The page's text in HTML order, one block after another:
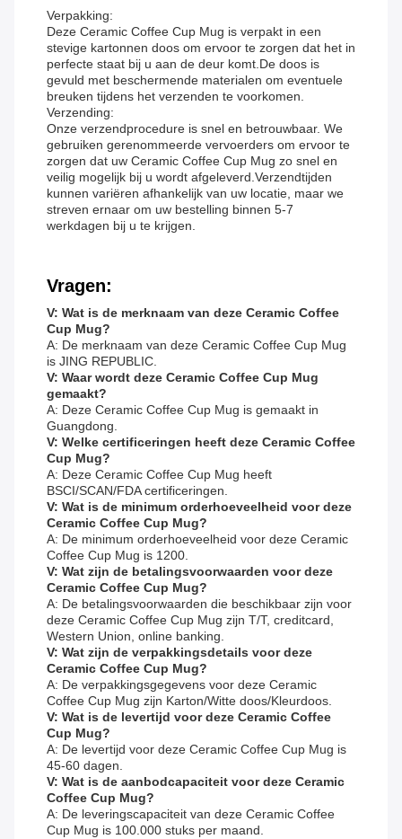
Verpakking:
Deze Ceramic Coffee Cup Mug is verpakt in een
stevige kartonnen doos om ervoor te zorgen dat het in
perfecte staat bij u aan de deur komt.De doos is
gevuld met beschermende materialen om eventuele
breuken tijdens het verzenden te voorkomen.
Verzending:
Onze verzendprocedure is snel en betrouwbaar. We
gebruiken gerenommeerde vervoerders om ervoor te
zorgen dat uw Ceramic Coffee Cup Mug zo snel en
veilig mogelijk bij u wordt afgeleverd.Verzendtijden
kunnen variëren afhankelijk van uw locatie, maar we
streven ernaar om uw bestelling binnen 5-7
werkdagen bij u te krijgen.
Vragen:
V: Wat is de merknaam van deze Ceramic Coffee
Cup Mug?
A: De merknaam van deze Ceramic Coffee Cup Mug
is JING REPUBLIC.
V: Waar wordt deze Ceramic Coffee Cup Mug
gemaakt?
A: Deze Ceramic Coffee Cup Mug is gemaakt in
Guangdong.
V: Welke certificeringen heeft deze Ceramic Coffee
Cup Mug?
A: Deze Ceramic Coffee Cup Mug heeft
BSCI/SCAN/FDA certificeringen.
V: Wat is de minimum orderhoeveelheid voor deze
Ceramic Coffee Cup Mug?
A: De minimum orderhoeveelheid voor deze Ceramic
Coffee Cup Mug is 1200.
V: Wat zijn de betalingsvoorwaarden voor deze
Ceramic Coffee Cup Mug?
A: De betalingsvoorwaarden die beschikbaar zijn voor
deze Ceramic Coffee Cup Mug zijn T/T, creditcard,
Western Union, online banking.
V: Wat zijn de verpakkingsdetails voor deze
Ceramic Coffee Cup Mug?
A: De verpakkingsgegevens voor deze Ceramic
Coffee Cup Mug zijn Karton/Witte doos/Kleurdoos.
V: Wat is de levertijd voor deze Ceramic Coffee
Cup Mug?
A: De levertijd voor deze Ceramic Coffee Cup Mug is
45-60 dagen.
V: Wat is de aanbodcapaciteit voor deze Ceramic
Coffee Cup Mug?
A: De leveringscapaciteit van deze Ceramic Coffee
Cup Mug is 100.000 stuks per maand.